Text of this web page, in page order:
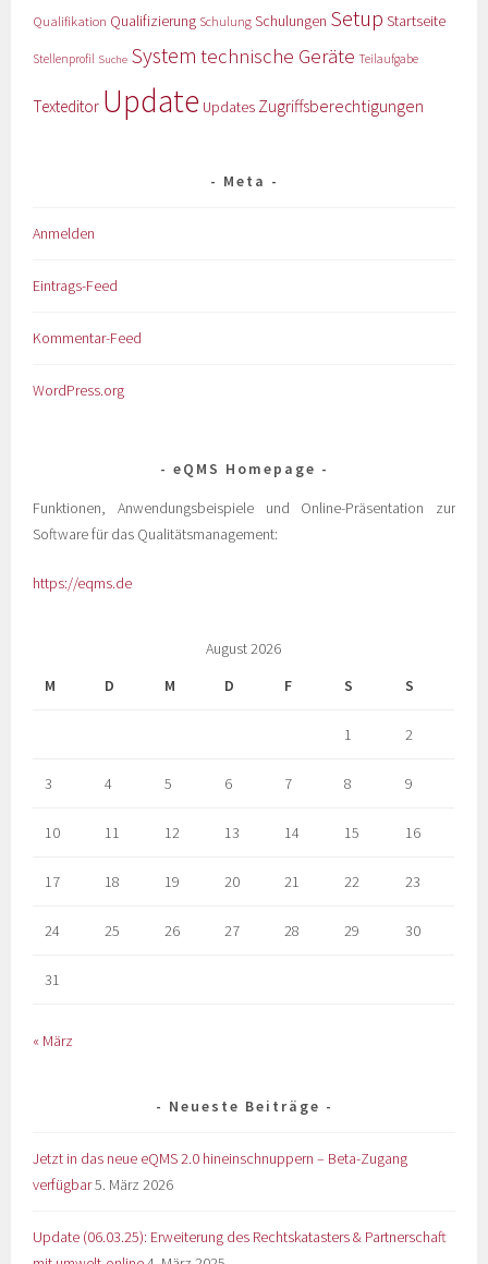
Qualifikation Qualifizierung Schulung Schulungen Setup Startseite
Stellenprofil Suche System technische Geräte Teilaufgabe
Texteditor Update Updates Zugriffsberechtigungen
Meta
Anmelden
Eintrags-Feed
Kommentar-Feed
WordPress.org
eQMS Homepage
Funktionen, Anwendungsbeispiele und Online-Präsentation zur
Software für das Qualitätsmanagement:
https://eqms.de
August 2026
M
D M D F S S
1 2
3 4 5 6 7 8 9
10 11 12 13 14 15 16
17 18 19 20 21 22 23
24 25 26 27 28 29 30
31
« März
Neueste Beiträge
Jetzt in das neue eQMS 2.0 hineinschnuppern – Beta-Zugang
verfügbar5. März 2026
Update (06.03.25): Erweiterung des Rechtskatasters & Partnerschaft